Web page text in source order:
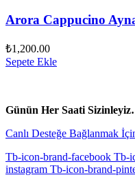
Arora Cappucino
₺1,200.00
Sepete Ekle
Günün Her Saati
Canlı Desteğe Bağlanmak
Tb-icon-brand-facebook Tb-
instagram Tb-icon-brand-